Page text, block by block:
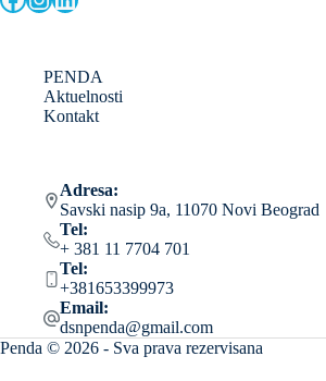
PENDA
Aktuelnosti
Kontakt
Adresa:
Savski nasip 9a, 11070 Novi Beograd
Tel:
+ 381 11 7704 701
Tel:
+381653399973
Email:
dsnpenda@gmail.com
Penda © 2026 - Sva prava rezervisana